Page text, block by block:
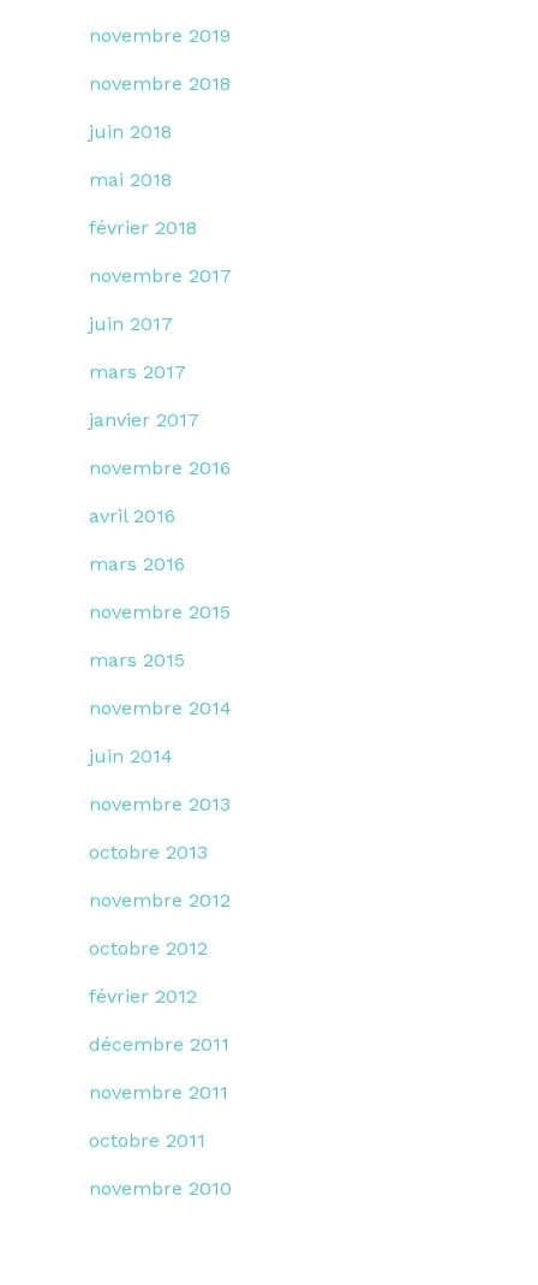
novembre 2019
novembre 2018
juin 2018
mai 2018
février 2018
novembre 2017
juin 2017
mars 2017
janvier 2017
novembre 2016
avril 2016
mars 2016
novembre 2015
mars 2015
novembre 2014
juin 2014
novembre 2013
octobre 2013
novembre 2012
octobre 2012
février 2012
décembre 2011
novembre 2011
octobre 2011
novembre 2010